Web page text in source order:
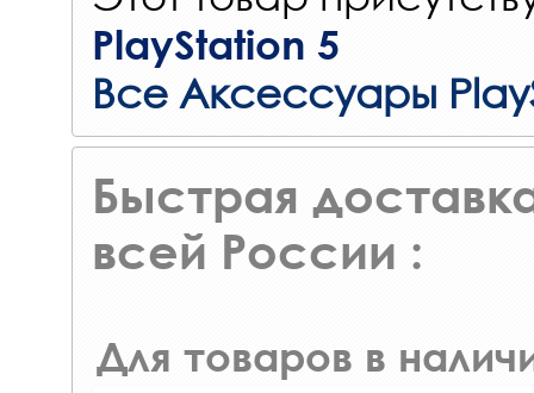
PlayStation 5
Все Аксессуары
Быстрая
всей России :
Для товаров в